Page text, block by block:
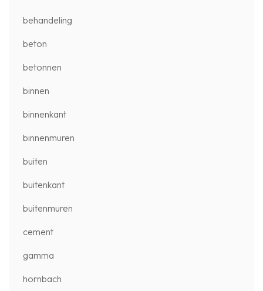
behandeling
beton
betonnen
binnen
binnenkant
binnenmuren
buiten
buitenkant
buitenmuren
cement
gamma
hornbach